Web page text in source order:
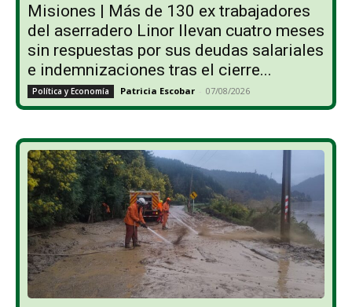
Misiones | Más de 130 ex trabajadores
del aserradero Linor llevan cuatro meses
sin respuestas por sus deudas salariales
e indemnizaciones tras el cierre...
Política y Economía Patricia Escobar - 07/08/2026